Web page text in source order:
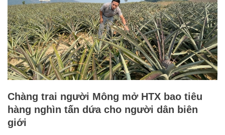
Chàng trai người Mông mở HTX bao tiêu
hàng nghìn tấn dứa cho người dân biên
giới